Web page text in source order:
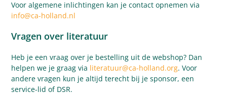
Voor algemene inlichtingen kan je contact opnemen via
info@ca-holland.nl
Vragen over literatuur
Heb je een vraag over je bestelling uit de webshop? Dan
helpen we je graag via literatuur@ca-holland.org. Voor
andere vragen kun je altijd terecht bij je sponsor, een
service-lid of DSR.